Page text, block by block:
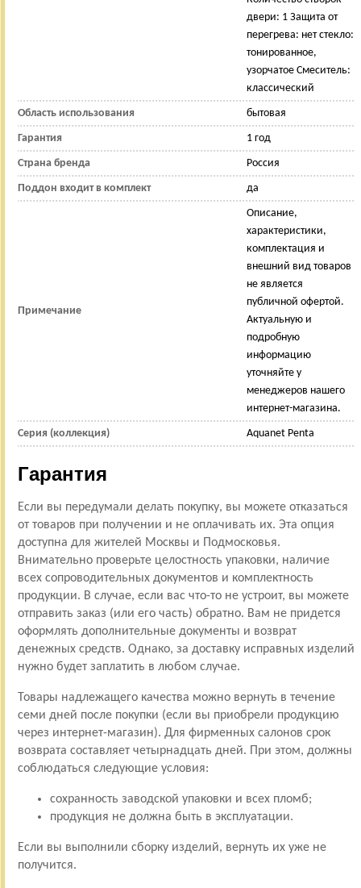
двери: 1 Защита от
перегрева: нет стекло:
тонированное,
узорчатое Смеситель:
классический
Область использования бытовая
Гарантия 1 год
Страна бренда Россия
Поддон входит в комплект да
Примечание
Описание,
характеристики,
комплектация и
внешний вид товаров
не является
публичной офертой.
Актуальную и
подробную
информацию
уточняйте у
менеджеров нашего
интернет-магазина.
Серия (коллекция) Aquanet Penta
Гарантия
Если вы передумали делать покупку, вы можете отказаться
от товаров при получении и не оплачивать их. Эта опция
доступна для жителей Москвы и Подмосковья.
Внимательно проверьте целостность упаковки, наличие
всех сопроводительных документов и комплектность
продукции. В случае, если вас что-то не устроит, вы можете
отправить заказ (или его часть) обратно. Вам не придется
оформлять дополнительные документы и возврат
денежных средств. Однако, за доставку исправных изделий
нужно будет заплатить в любом случае.
Товары надлежащего качества можно вернуть в течение
семи дней после покупки (если вы приобрели продукцию
через интернет-магазин). Для фирменных салонов срок
возврата составляет четырнадцать дней. При этом, должны
соблюдаться следующие условия:
сохранность заводской упаковки и всех пломб;
продукция не должна быть в эксплуатации.
Если вы выполнили сборку изделий, вернуть их уже не
получится.